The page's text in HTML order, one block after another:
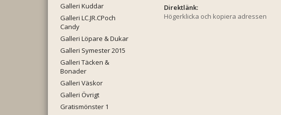
Galleri Kuddar
Galleri LC.JR.CPoch
Candy
Galleri Löpare & Dukar
Galleri Symester 2015
Galleri Täcken &
Bonader
Galleri Väskor
Galleri Övrigt
Gratismönster 1
Direktlänk:
Högerklicka och kopiera adressen